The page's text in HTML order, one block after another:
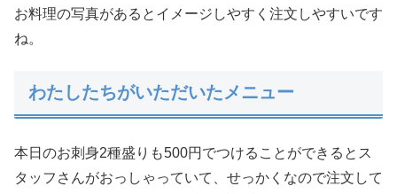
お料理の写真があるとイメージしやすく注文しやすいです
ね。
わたしたちがいただいたメニュー
本日のお刺身2種盛りも500円でつけることができるとス
タッフさんがおっしゃっていて、せっかくなので注文して